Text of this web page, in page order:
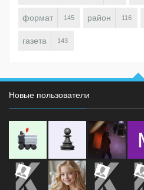
формат 145 район 116
газета 143
Новые пользователи